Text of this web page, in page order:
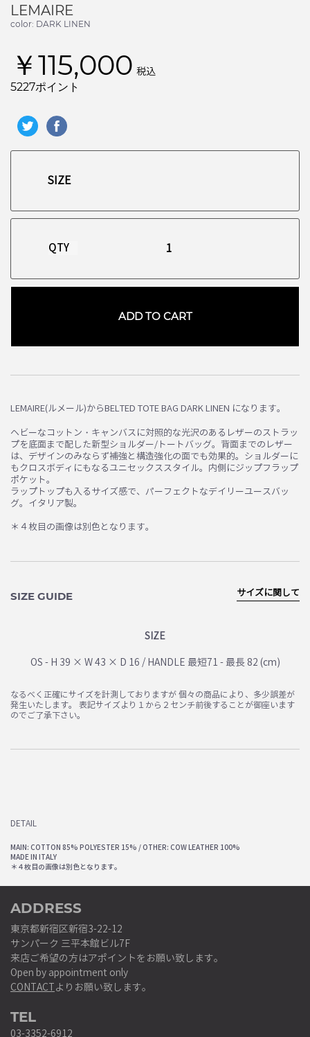
LEMAIRE
color: DARK LINEN
￥115,000 税込
5227ポイント
QTY
ADD TO CART
LEMAIRE(ルメール)からBELTED TOTE BAG DARK LINEN になります。
ヘビーなコットン・キャンバスに対照的な光沢のあるレザーのストラッ
プを底面まで配した新型ショルダー/トートバッグ。背面までのレザー
は、デザインのみならず補強と構造強化の面でも効果的。ショルダーに
もクロスボディにもなるユニセックススタイル。内側にジップフラップ
ポケット。
ラップトップも入るサイズ感で、パーフェクトなデイリーユースバッ
グ。イタリア製。
＊４枚目の画像は別色となります。
SIZE GUIDE
SIZE
OS - H 39 × W 43 × D 16 / HANDLE 最短71 - 最長 82 (cm)
サイズに関して
なるべく正確にサイズを計測しておりますが 個々の商品により、多少誤差が
発生いたします。 表記サイズより１から２センチ前後することが御座います
のでご了承下さい。
DETAIL
MAIN: COTTON 85% POLYESTER 15% / OTHER: COW LEATHER 100%
MADE IN ITALY
＊４枚目の画像は別色となります。
ADDRESS
東京都新宿区新宿3-22-12
サンパーク 三平本館ビル7F
来店ご希望の方はアポイントをお願い致します。
Open by appointment only
CONTACTよりお願い致します。
TEL
03-3352-6912